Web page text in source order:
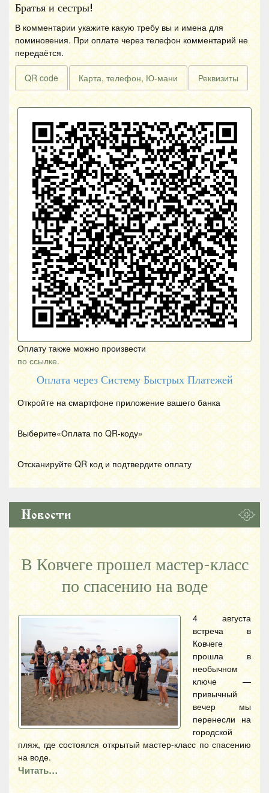
Братья и сестры!
В комментарии укажите какую требу вы и имена для
поминовения. При оплате через телефон комментарий не
передаётся.
QR code Карта, телефон, Ю-мани Реквизиты
Оплату также можно произвести
по ссылке.
Оплата через Систему Быстрых Платежей
Откройте на смартфоне приложение вашего банка
Выберите«Оплата по QR-коду»
Отсканируйте QR код и подтвердите оплату
Новости
В Ковчеге прошел мастер-класс
по спасению на воде
4 августа
встреча в
Ковчеге
прошла в
необычном
ключе —
привычный
вечер мы
перенесли на
городской
пляж, где состоялся открытый мастер-класс по спасению
на воде.
Читать…